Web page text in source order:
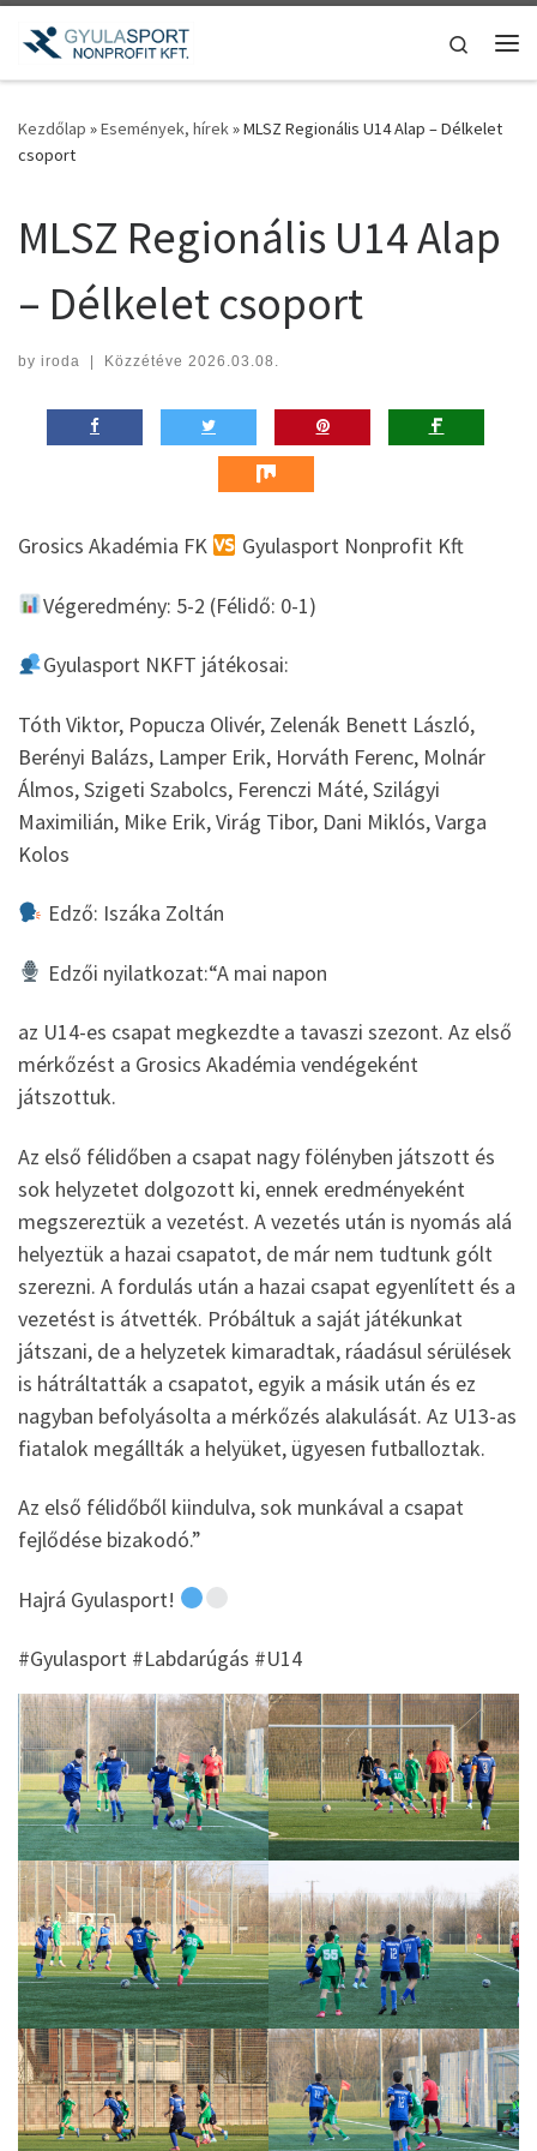
Teljes tartalom megjelenítése
Search
Kezdőlap »Események, hírek»MLSZ Regionális U14 Alap – Délkelet
csoport
MLSZ Regionális U14 Alap
– Délkelet csoport
by iroda | Közzétéve 2026.03.08.
Grosics Akadémia FK Gyulasport Nonprofit Kft
Végeredmény: 5-2 (Félidő: 0-1)
Gyulasport NKFT játékosai:
Tóth Viktor, Popucza Olivér, Zelenák Benett László,
Berényi Balázs, Lamper Erik, Horváth Ferenc, Molnár
Álmos, Szigeti Szabolcs, Ferenczi Máté, Szilágyi
Maximilián, Mike Erik, Virág Tibor, Dani Miklós, Varga
Kolos
Edző: Iszáka Zoltán
Edzői nyilatkozat:“A mai napon
az U14-es csapat megkezdte a tavaszi szezont. Az első
mérkőzést a Grosics Akadémia vendégeként
játszottuk.
Az első félidőben a csapat nagy fölényben játszott és
sok helyzetet dolgozott ki, ennek eredményeként
megszereztük a vezetést. A vezetés után is nyomás alá
helyeztük a hazai csapatot, de már nem tudtunk gólt
szerezni. A fordulás után a hazai csapat egyenlített és a
vezetést is átvették. Próbáltuk a saját játékunkat
játszani, de a helyzetek kimaradtak, ráadásul sérülések
is hátráltatták a csapatot, egyik a másik után és ez
nagyban befolyásolta a mérkőzés alakulását. Az U13-as
fiatalok megállták a helyüket, ügyesen futballoztak.
Az első félidőből kiindulva, sok munkával a csapat
fejlődése bizakodó.”
Hajrá Gyulasport!
#Gyulasport #Labdarúgás #U14